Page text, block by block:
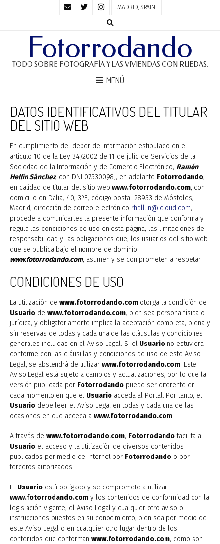
MADRID, SPAIN
Fotorrodando
TODO SOBRE FOTOGRAFÍA Y LAS VIVIENDAS CON RUEDAS.
MENÚ
DATOS IDENTIFICATIVOS DEL TITULAR
DEL SITIO WEB
En cumplimiento del deber de información estipulado en el
artículo 10 de la Ley 34/2002 de 11 de julio de Servicios de la
Sociedad de la Información y de Comercio Electrónico, Ramón
Hellín Sánchez, con DNI 07530098J, en adelante Fotorrodando,
en calidad de titular del sitio web www.fotorrodando.com, con
domicilio en Dalia, 40, 3ºE, código postal 28933 de Móstoles,
Madrid, dirección de correo electrónico rhell.in@icloud.com,
procede a comunicarles la presente información que conforma y
regula las condiciones de uso en esta página, las limitaciones de
responsabilidad y las obligaciones que, los usuarios del sitio web
que se publica bajo el nombre de dominio
www.fotorrodando.com, asumen y se comprometen a respetar.
CONDICIONES DE USO
La utilización de www.fotorrodando.com otorga la condición de
Usuario de www.fotorrodando.com, bien sea persona física o
jurídica, y obligatoriamente implica la aceptación completa, plena y
sin reservas de todas y cada una de las cláusulas y condiciones
generales incluidas en el Aviso Legal. Si el Usuario no estuviera
conforme con las cláusulas y condiciones de uso de este Aviso
Legal, se abstendrá de utilizar www.fotorrodando.com. Este
Aviso Legal está sujeto a cambios y actualizaciones, por lo que la
versión publicada por Fotorrodando puede ser diferente en
cada momento en que el Usuario acceda al Portal. Por tanto, el
Usuario debe leer el Aviso Legal en todas y cada una de las
ocasiones en que acceda a www.fotorrodando.com.
A través de www.fotorrodando.com, Fotorrodandofacilita al
Usuario el acceso y la utilización de diversos contenidos
publicados por medio de Internet por Fotorrodando o por
terceros autorizados.
El Usuario está obligado y se compromete a utilizar
www.fotorrodando.com y los contenidos de conformidad con la
legislación vigente, el Aviso Legal y cualquier otro aviso o
instrucciones puestos en su conocimiento, bien sea por medio de
este Aviso Legal o en cualquier otro lugar dentro de los
contenidos que conforman www.fotorrodando.com, como son